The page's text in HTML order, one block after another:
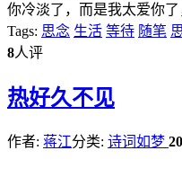
你冷淡了，而是我太爱你
Tags: 思念 生活 等待 随笔
8人评
热好久不见
作者: 蒋江分类: 诗词如梦